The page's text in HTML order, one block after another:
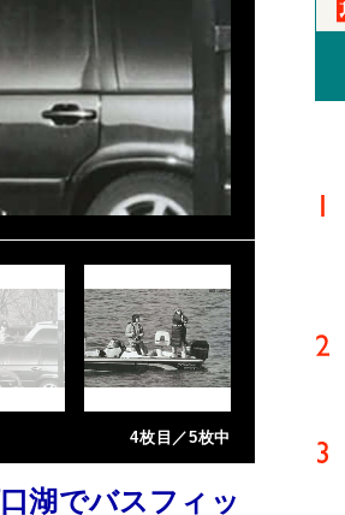
4枚目／5枚中
湖でバスフィッ